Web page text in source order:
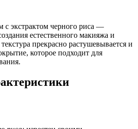
экстрактом черного риса —
естественного макияжа и
прекрасно растушевывается и
которое подходит для